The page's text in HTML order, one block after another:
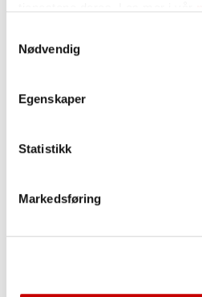
Nødvendig
Egenskaper
Statistikk
Markedsføring